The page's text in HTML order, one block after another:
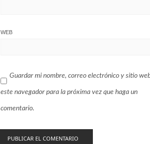
WEB
Guardar mi nombre, correo electrónico y sitio
este navegador para la próxima vez que haga un
comentario.